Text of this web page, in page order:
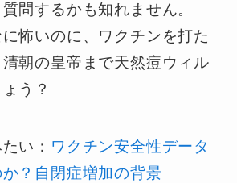
問するかも知れません。
怖いのに、ワクチンを打た
朝の皇帝まで天然痘ウィル
う？
い： ワクチン安全性データ
？自閉症増加の背景